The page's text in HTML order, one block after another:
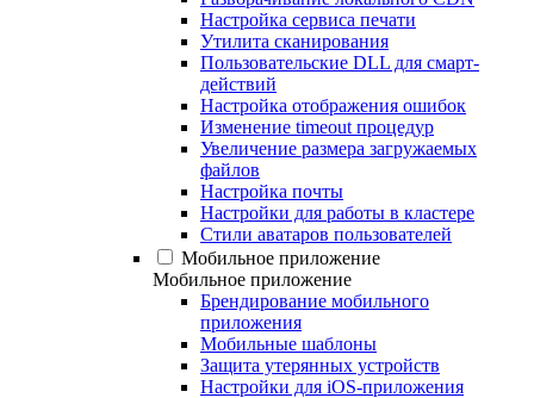
Настройка сервиса печати
Утилита сканирования
Пользовательские DLL для смарт-
действий
Настройка отображения ошибок
Изменение timeout процедур
Увеличение размера загружаемых
файлов
Настройка почты
Настройки для работы в кластере
Стили аватаров пользователей
Мобильное приложение
Мобильное приложение
Брендирование мобильного
приложения
Мобильные шаблоны
Защита утерянных устройств
Настройки для iOS-приложения